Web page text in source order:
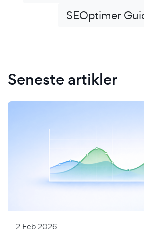
SEOptimer
Seneste artikler
2 Feb 2026